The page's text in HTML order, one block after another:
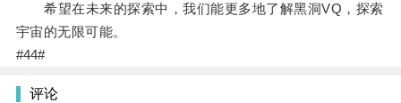
希望在未来的探索中，我们能更多地了解黑洞VQ，探索
宇宙的无限可能。
#44#
评论